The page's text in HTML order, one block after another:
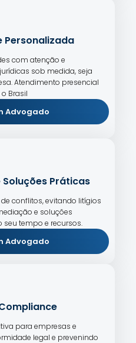
Personalizada
com atenção e
sob medida, seja
Atendimento presencial
Brasil
Advogado
Soluções Práticas
conflitos, evitando litígios
e soluções
tempo e recursos.
Advogado
para empresas e
legal e prevenindo